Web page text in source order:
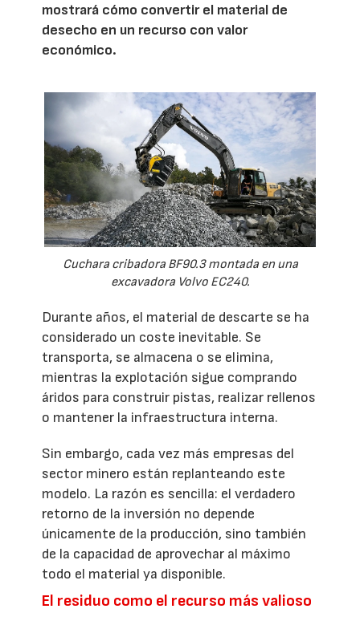
mostrará cómo convertir el material de
desecho en un recurso con valor
económico.
Cuchara cribadora BF90.3 montada en una
excavadora Volvo EC240.
Durante años, el material de descarte se ha
considerado un coste inevitable. Se
transporta, se almacena o se elimina,
mientras la explotación sigue comprando
áridos para construir pistas, realizar rellenos
o mantener la infraestructura interna.
Sin embargo, cada vez más empresas del
sector minero están replanteando este
modelo. La razón es sencilla: el verdadero
retorno de la inversión no depende
únicamente de la producción, sino también
de la capacidad de aprovechar al máximo
todo el material ya disponible.
El residuo como el recurso más valioso